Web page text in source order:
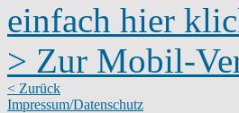
einfach hier
> Zur Mobil-
< Zurück
Impressum/Datenschutz